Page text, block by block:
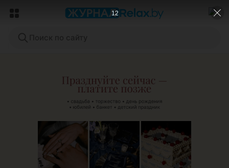
ЭФФЕКТИВНАЯ РЕКЛАМА НА САЙТЕ
10